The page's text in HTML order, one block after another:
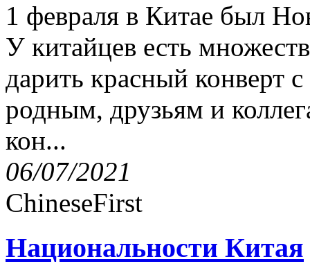
1 февраля в Китае был
У китайцев есть
дарить красный конверт
родным, друзьям и
кон...
06/07/2021
ChineseFirst
Национальности Китая